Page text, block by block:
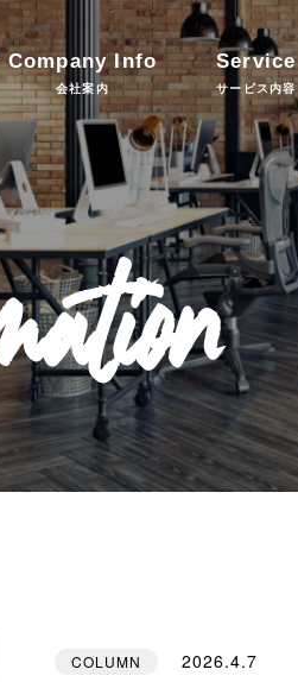
Company Info
会社案内
Service
サービス内容
COLUMN 2026.4.7